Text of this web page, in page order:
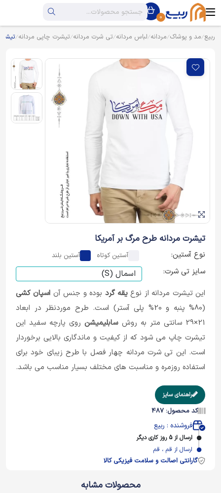
0
ربیع مد و پوشاک مردانه لباس مردانه تی شرت مردانه تیشرت چاپی مردانه
تیشرت مردانه طرح مرگ بر آمریکا
نوع آستین: آستین کوتاه آستین بلند
سایز تی شرت:
این تیشرت مردانه از نوعیقه گرد بوده و جنس آن اسپان کشی
(80% پنبه و 20% پلی آستر) است. طرح موردنظر در ابعاد
21×29 سانتی متر به روش
سابلیمیشنروی پارچه سفید این
تیشرت چاپ می شود که از کیفیت و ماندگاری بالایی برخوردار
است. این تی شرت مردانه چهار فصل با طرح زیبای خود برای
استفاده روزمره و مناسبت های مختلف بسیار مناسب می باشد.
راهنمای سایز
کد محصول: 487
فروشنده : ربیع
ارسال از 5 روز کاری دیگر
ارسال از قم ، قم
گارانتی اصالت و سلامت فیزیکی کالا
محصولات مشابه